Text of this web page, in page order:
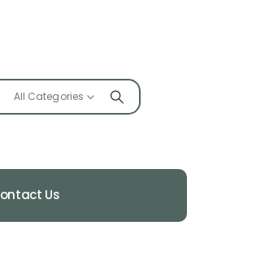
All Categories
Us